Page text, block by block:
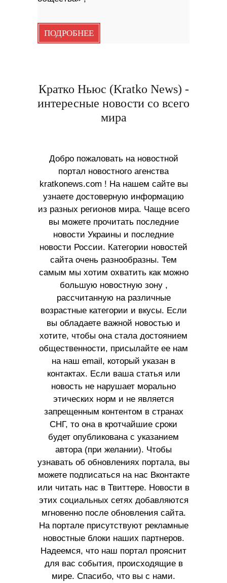
ПОДРОБНЕЕ
Кратко Ньюс (Kratko News) -
интересные новости со всего
мира
Добро пожаловать на новостной
портал новостного агенства
kratkonews.com ! На нашем сайте вы
узнаете достоверную информацию
из разных регионов мира. Чаще всего
вы можете прочитать последние
новости Украины и последние
новости России. Категории новостей
сайта очень разнообразны. Тем
самым мы хотим охватить как можно
большую новостную зону ,
рассчитанную на различные
возрастные категории и вкусы. Если
вы обладаете важной новостью и
хотите, чтобы она стала достоянием
общественности, присылайте ее нам
на наш email, который указан в
контактах. Если ваша статья или
новость не нарушает морально
этических норм и не является
запрещенным контентом в странах
СНГ, то она в кротчайшие сроки
будет опубликована с указанием
автора (при желании). Чтобы
узнавать об обновлениях портала, вы
можете подписаться на нас Вконтакте
или читать нас в Твиттере. Новости в
этих социальных сетях добавляются
мгновенно после обновления сайта.
На портале присутствуют рекламные
новостные блоки наших партнеров.
Надеемся, что наш портал прояснит
для вас события, происходящие в
мире. Спасибо, что вы с нами.